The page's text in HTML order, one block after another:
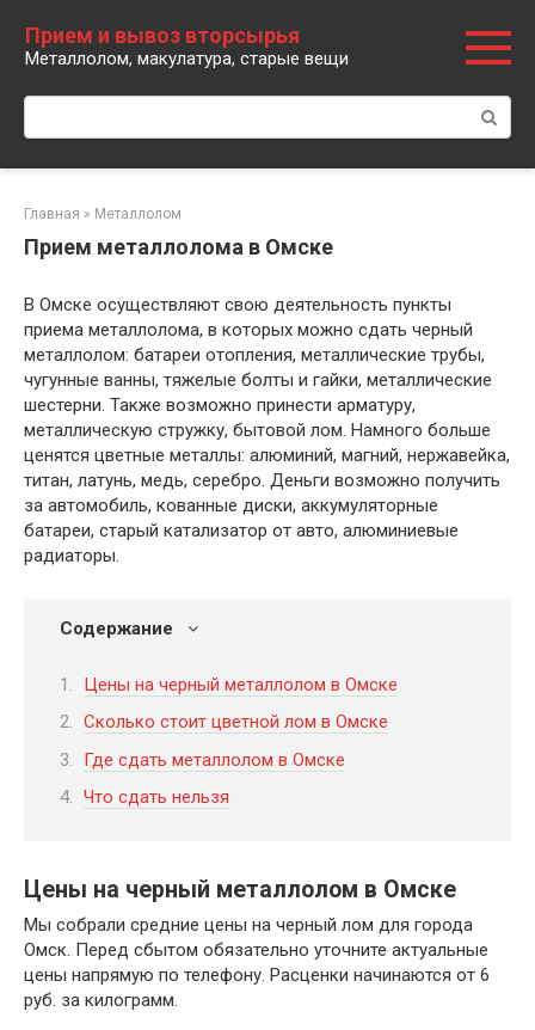
контенту
Прием и вывоз вторсырья
Металлолом, макулатура, старые вещи
Поиск:
Главная » Металлолом
Прием металлолома в Омске
В Омске осуществляют свою деятельность пункты
приема металлолома, в которых можно сдать черный
металлолом: батареи отопления, металлические трубы,
чугунные ванны, тяжелые болты и гайки, металлические
шестерни. Также возможно принести арматуру,
металлическую стружку, бытовой лом. Намного больше
ценятся цветные металлы: алюминий, магний, нержавейка,
титан, латунь, медь, серебро. Деньги возможно получить
за автомобиль, кованные диски, аккумуляторные
батареи, старый катализатор от авто, алюминиевые
радиаторы.
Содержание
Цены на черный металлолом в Омске
Сколько стоит цветной лом в Омске
Где сдать металлолом в Омске
Что сдать нельзя
Цены на черный металлолом в Омске
Мы собрали средние цены на черный лом для города
Омск. Перед сбытом обязательно уточните актуальные
цены напрямую по телефону. Расценки начинаются от 6
руб. за килограмм.